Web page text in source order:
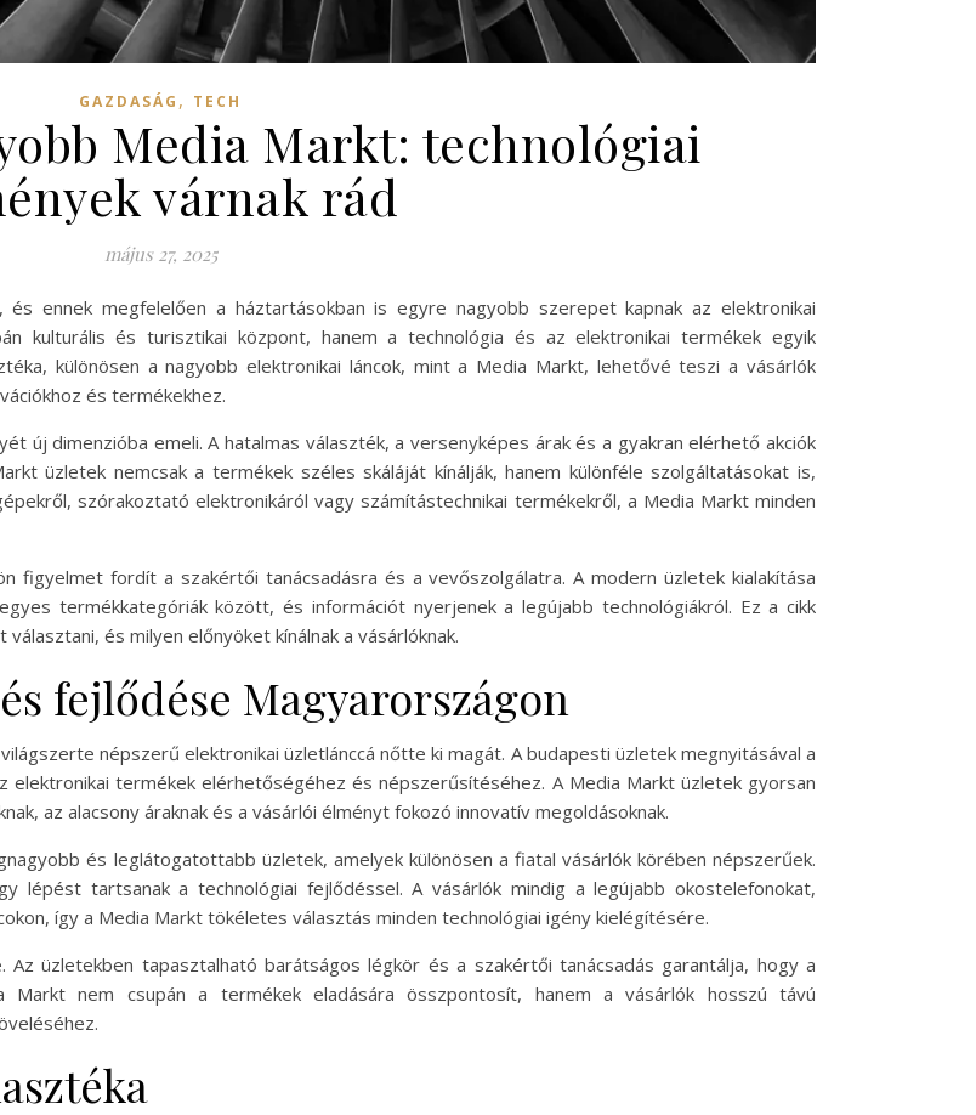
GAZDASÁG , TECH
Media Markt: technológiai
várnak rád
május 27, 2025
ennek megfelelően a háztartásokban is egyre nagyobb szerepet kapnak az elektronikai
kulturális és turisztikai központ, hanem a technológia és az elektronikai termékek egyik
különösen a nagyobb elektronikai láncok, mint a Media Markt, lehetővé teszi a vásárlók
és termékekhez.
új dimenzióba emeli. A hatalmas választék, a versenyképes árak és a gyakran elérhető akciók
üzletek nemcsak a termékek széles skáláját kínálják, hanem különféle szolgáltatásokat is,
szórakoztató elektronikáról vagy számítástechnikai termékekről, a Media Markt minden
figyelmet fordít a szakértői tanácsadásra és a vevőszolgálatra. A modern üzletek kialakítása
termékkategóriák között, és információt nyerjenek a legújabb technológiákról. Ez a cikk
és milyen előnyöket kínálnak a vásárlóknak.
fejlődése Magyarországon
népszerű elektronikai üzletlánccá nőtte ki magát. A budapesti üzletek megnyitásával a
elektronikai termékek elérhetőségéhez és népszerűsítéséhez. A Media Markt üzletek gyorsan
az alacsony áraknak és a vásárlói élményt fokozó innovatív megoldásoknak.
és leglátogatottabb üzletek, amelyek különösen a fiatal vásárlók körében népszerűek.
lépést tartsanak a technológiai fejlődéssel. A vásárlók mindig a legújabb okostelefonokat,
így a Media Markt tökéletes választás minden technológiai igény kielégítésére.
üzletekben tapasztalható barátságos légkör és a szakértői tanácsadás garantálja, hogy a
Markt nem csupán a termékek eladására összpontosít, hanem a vásárlók hosszú távú